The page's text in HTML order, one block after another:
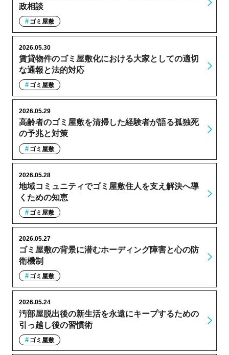
政相談
ゴミ屋敷
賃貸物件のゴミ屋敷化における大家としての適切
な通報と法的対応
2026.05.30
ゴミ屋敷
高齢者のゴミ屋敷を清掃した経験者が語る孤独死
の予兆と対策
2026.05.29
ゴミ屋敷
地域コミュニティでゴミ屋敷住人を支え解決へ導
くための知恵
2026.05.28
ゴミ屋敷
ゴミ屋敷の背景に潜むホーディング障害と心の防
衛機制
2026.05.27
ゴミ屋敷
汚部屋脱出後の新生活を永遠にキープするための
引っ越し後の習慣術
2026.05.24
ゴミ屋敷